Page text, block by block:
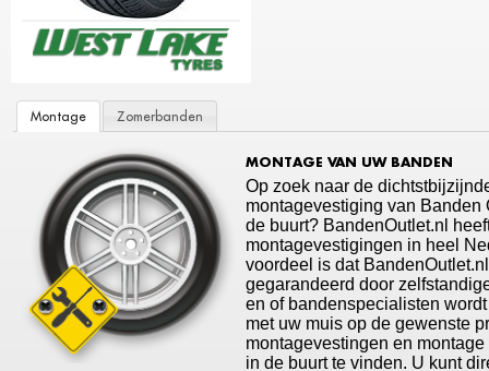
Montage Zomerbanden
MONTAGE VAN UW BANDEN
Op zoek naar de
montagevestiging van Banden
de buurt? BandenOutlet.nl
montagevestigingen in heel
voordeel is dat
gegarandeerd door
en of bandenspecialisten
met uw muis op de gewenste
montagevestingen en
in de buurt te vinden. U kunt